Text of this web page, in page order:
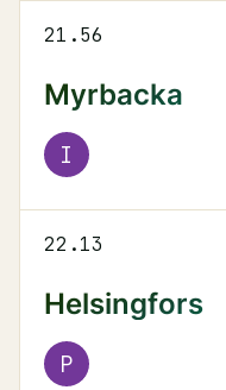
21.56
Myrbacka
I
22.13
Helsingfors
P